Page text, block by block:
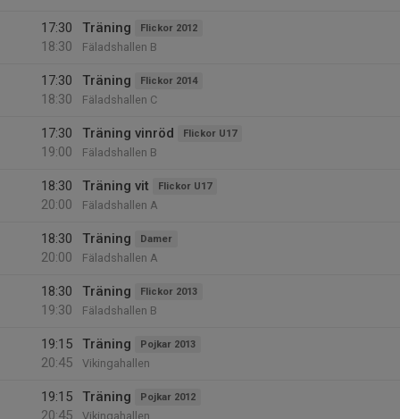
17:30
18:30
Träning Flickor 2012
Fäladshallen B
17:30
18:30
Träning Flickor 2014
Fäladshallen C
17:30
19:00
Träning vinröd Flickor U17
Fäladshallen B
18:30
20:00
Träning vit Flickor U17
Fäladshallen A
18:30
20:00
Träning Damer
Fäladshallen A
18:30
19:30
Träning Flickor 2013
Fäladshallen B
19:15
20:45
Träning Pojkar 2013
Vikingahallen
19:15
20:45
Träning Pojkar 2012
Vikingahallen